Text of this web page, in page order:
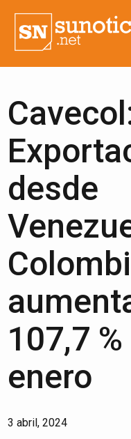
desde
107,7
enero
3 abril, 2024